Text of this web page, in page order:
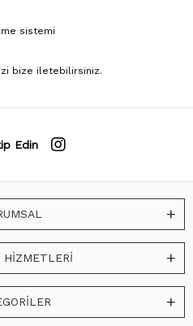
sistemi
bize iletebilirsiniz.
Edin
HİZMETLERİ